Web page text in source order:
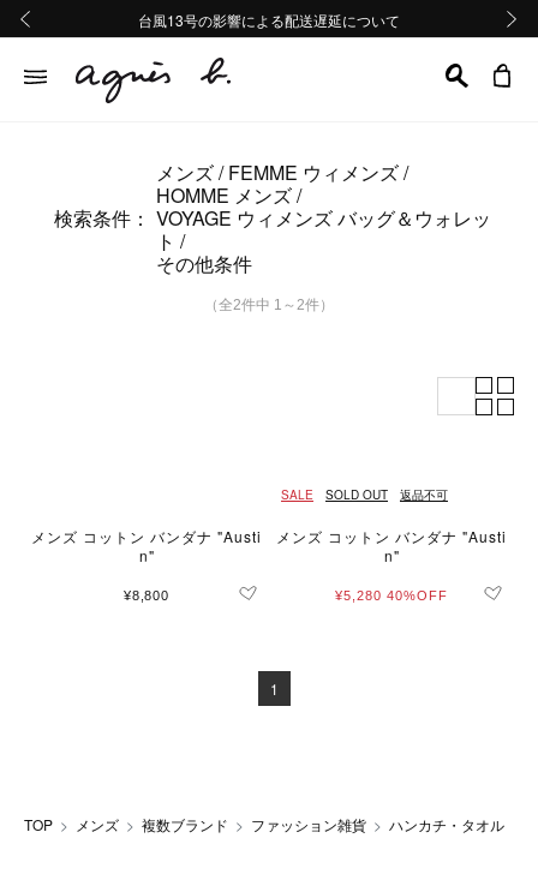
熊本地域地震の影響による配送遅延について
Summer Sale 2buy10%OFF!!
台風13号の影響による配送遅延について
熊本地域地震の影響による配送遅延について
Summer Sale 2buy10%OFF!!
検索条件：
メンズ FEMME ウィメンズ
HOMME メンズ
VOYAGE ウィメンズ バッグ＆ウォレッ
ト
その他条件
（全2件中 1～2件）
メンズ コットン バンダナ "Austi
n"
¥8,800
SALE SOLD OUT 返品不可
メンズ コットン バンダナ "Austi
n"
¥5,280 40%OFF
1
TOP メンズ 複数ブランド ファッション雑貨 ハンカチ・タオル